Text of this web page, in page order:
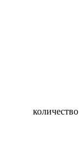
количество